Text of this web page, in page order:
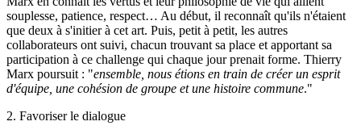
souplesse, patience, respect… Au début, il reconnaît qu'ils n'étaient
que deux à s'initier à cet art. Puis, petit à petit, les autres
collaborateurs ont suivi, chacun trouvant sa place et apportant sa
participation à ce challenge qui chaque jour prenait forme. Thierry
Marx poursuit : "ensemble, nous étions en train de créer un esprit
d'équipe, une cohésion de groupe et une histoire commune."
2. Favoriser le dialogue